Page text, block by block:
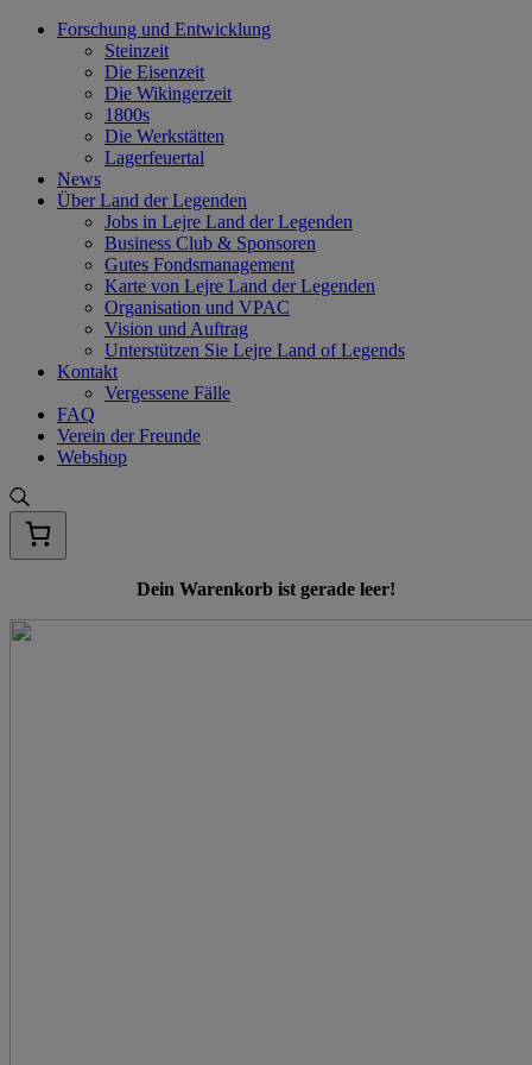
Skip
Forschung und Entwicklung
Steinzeit
Die Eisenzeit
Die Wikingerzeit
1800s
Die Werkstätten
Lagerfeuertal
News
Über Land der Legenden
Jobs in Lejre Land der Legenden
Business Club & Sponsoren
Gutes Fondsmanagement
Karte von Lejre Land der Legenden
Organisation und VPAC
Vision und Auftrag
Unterstützen Sie Lejre Land of Legends
Kontakt
Vergessene Fälle
FAQ
Verein der Freunde
Webshop
Dein Warenkorb ist gerade leer!